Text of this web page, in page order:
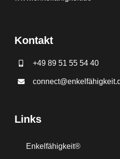
Kontakt
+49 89 51 55 54 40
Links
Enkelfähigkeit®